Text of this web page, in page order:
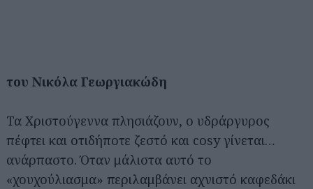
του Νικόλα Γεωργιακώδη
Τα Χριστούγεννα πλησιάζουν, ο υδράργυρος
πέφτει και οτιδήποτε ζεστό και cosy γίνεται…
ανάρπαστο. Όταν μάλιστα αυτό το
«χουχούλιασμα» περιλαμβάνει αχνιστό καφεδάκι